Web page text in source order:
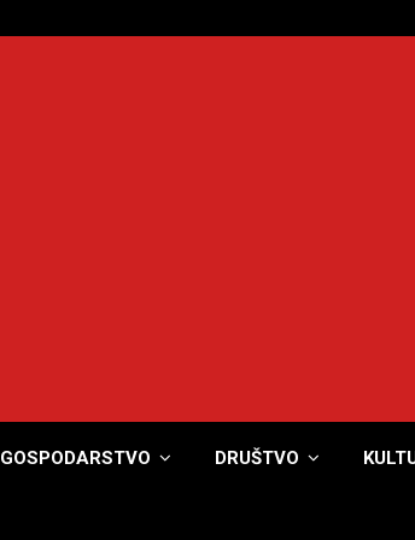
GOSPODARSTVO DRUŠTVO